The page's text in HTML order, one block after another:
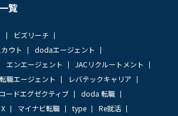
覧
ビズリーチ
ウト
dodaエージェント
エンエージェント
JACリクルートメント
職エージェント
レバテックキャリア
ードエグゼクティブ
doda 転職
マイナビ転職 type
Re就活